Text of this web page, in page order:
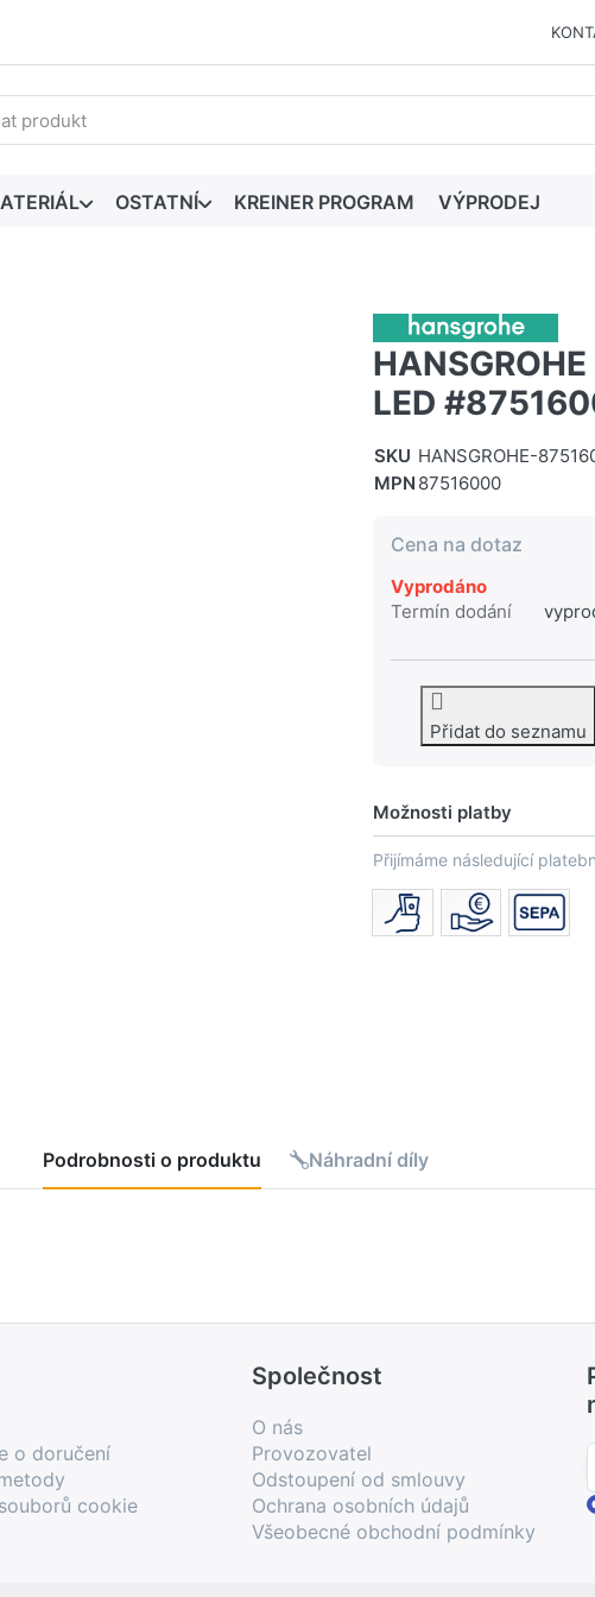
výraz. První výsledky se zobrazí automaticky při zadávání.
OSTATNÍ KREINER PROGRAM VÝPRODEJ
LED
SKU HANSGROHE-
MPN 87516000
Cena na dotaz
Vyprodáno
Termín dodání
Přidat do seznamu
Možnosti platby
Přijímáme následující
Podrobnosti o produktu Náhradní díly
o doručení
cookie
Společnost
O nás
Provozovatel
Odstoupení od smlouvy
Ochrana osobních údajů
Všeobecné obchodní podmínky